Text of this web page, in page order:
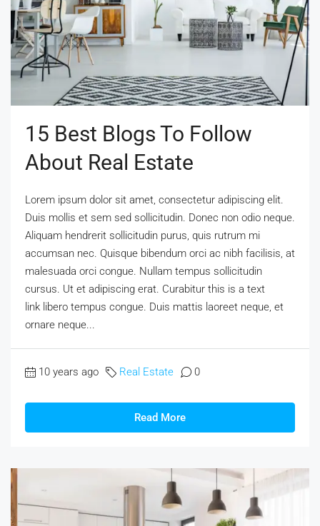
15 Best Blogs To Follow
About Real Estate
Lorem ipsum dolor sit amet, consectetur adipiscing elit.
Duis mollis et sem sed sollicitudin. Donec non odio neque.
Aliquam hendrerit sollicitudin purus, quis rutrum mi
accumsan nec. Quisque bibendum orci ac nibh facilisis, at
malesuada orci congue. Nullam tempus sollicitudin
cursus. Ut et adipiscing erat. Curabitur this is a text
link libero tempus congue. Duis mattis laoreet neque, et
ornare neque...
10 years ago Real Estate 0
Read More